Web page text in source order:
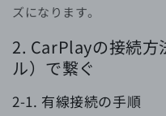
ズになります。
2. CarPlayの接続
ル）で繋ぐ
2-1. 有線接続の手順